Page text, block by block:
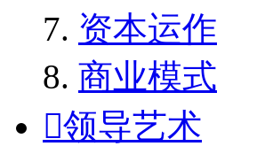
资本运作
商业模式
领导艺术